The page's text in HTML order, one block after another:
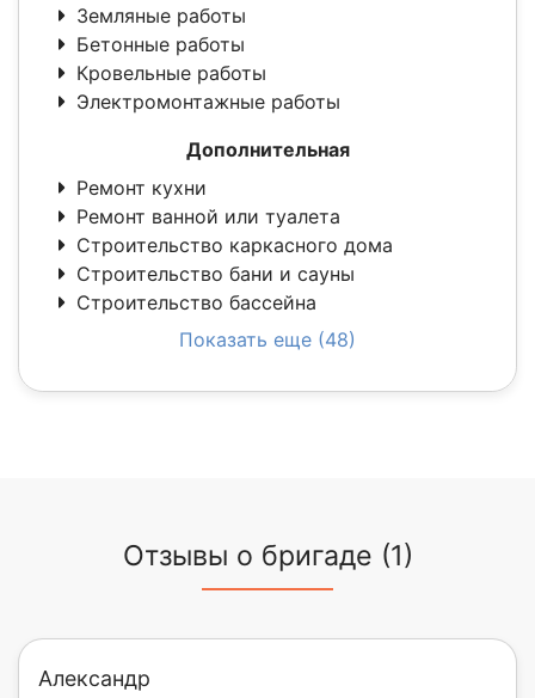
Земляные работы
Бетонные работы
Кровельные работы
Электромонтажные работы
Дополнительная
Ремонт кухни
Ремонт ванной или туалета
Строительство каркасного дома
Строительство бани и сауны
Строительство бассейна
Показать еще (48)
Отзывы о бригаде (1)
Александр